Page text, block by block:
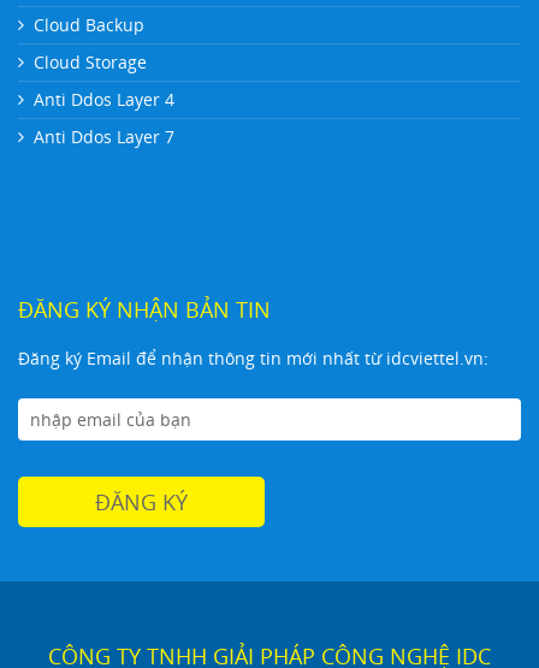
Cloud Backup
Cloud Storage
Anti Ddos Layer 4
Anti Ddos Layer 7
ĐĂNG KÝ NHẬN BẢN TIN
Đăng ký Email để nhận thông tin mới nhất từ idcviettel.vn:
CÔNG TY TNHH GIẢI PHÁP CÔNG NGHỆ IDC